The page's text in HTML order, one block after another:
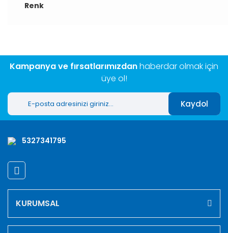
Renk
Kampanya ve fırsatlarımızdanhaberdar olmak için
üye ol!
Kaydol
5327341795
KURUMSAL